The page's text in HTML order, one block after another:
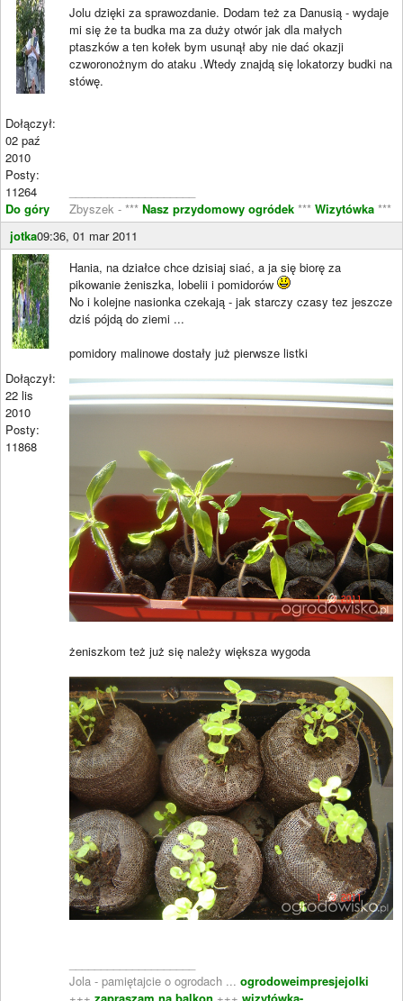
Dołączył:
02 paź
2010
Posty:
11264
Do góry
Jolu dzięki za sprawozdanie. Dodam też za Danusią - wydaje
mi się że ta budka ma za duży otwór jak dla małych
ptaszków a ten kołek bym usunął aby nie dać okazji
czworonożnym do ataku .Wtedy znajdą się lokatorzy budki na
stówę.
Zbyszek - *** Nasz przydomowy ogródek *** Wizytówka ***
jotka09:36, 01 mar 2011
Dołączył:
22 lis
2010
Posty:
11868
Hania, na działce chce dzisiaj siać, a ja się biorę za
pikowanie żeniszka, lobelii i pomidorów
No i kolejne nasionka czekają - jak starczy czasy tez jeszcze
dziś pójdą do ziemi ...
pomidory malinowe dostały już pierwsze listki
żeniszkom też już się należy większa wygoda
Jola - pamiętajcie o ogrodach ... ogrodoweimpresjejolki
+++ zapraszam na balkon +++ wizytówka-